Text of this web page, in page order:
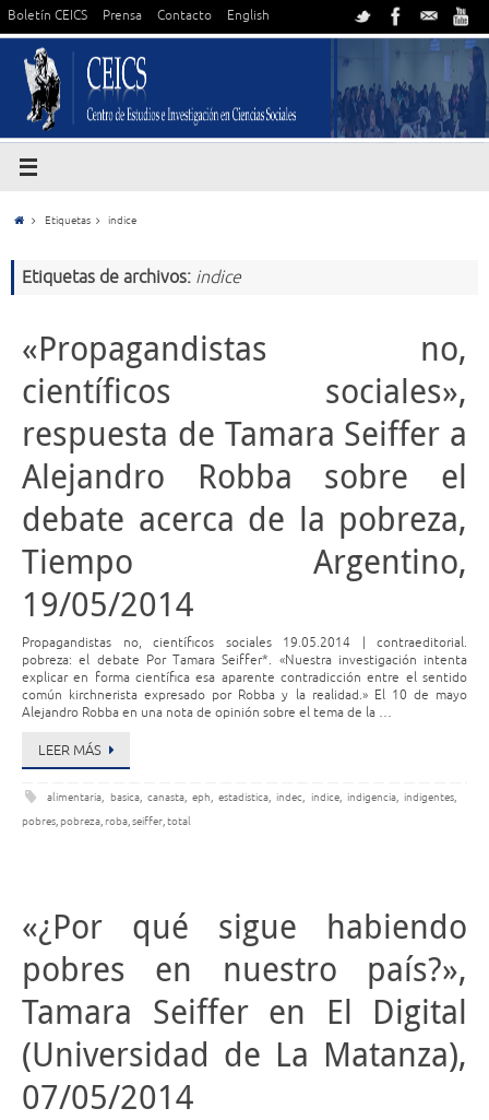
Boletín CEICS Prensa Contacto English
Etiquetas indice
Etiquetas de archivos: indice
«Propagandistas no,
científicos sociales»,
respuesta de Tamara Seiffer a
Alejandro Robba sobre el
debate acerca de la pobreza,
Tiempo Argentino,
19/05/2014
Propagandistas no, científicos sociales 19.05.2014 | contraeditorial.
pobreza: el debate Por Tamara Seiffer*. «Nuestra investigación intenta
explicar en forma científica esa aparente contradicción entre el sentido
común kirchnerista expresado por Robba y la realidad.» El 10 de mayo
Alejandro Robba en una nota de opinión sobre el tema de la …
LEER MÁS
alimentaria, basica, canasta, eph,estadistica,indec, indice, indigencia,indigentes,
pobres, pobreza, roba,seiffer,total
«¿Por qué sigue habiendo
pobres en nuestro país?»,
Tamara Seiffer en El Digital
(Universidad de La Matanza),
07/05/2014